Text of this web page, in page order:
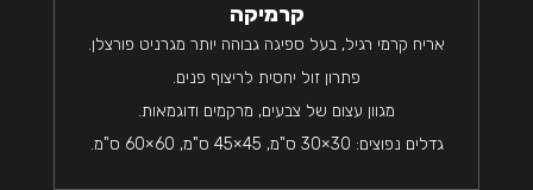
קרמיקה
אריח קרמי רגיל, בעל ספיגה גבוהה יותר מגרניט פורצלן.
פתרון זול יחסית לריצוף פנים.
מגוון עצום של צבעים, מרקמים ודוגמאות.
גדלים נפוצים: 30×30 ס"מ, 45×45 ס"מ, 60×60 ס"מ.